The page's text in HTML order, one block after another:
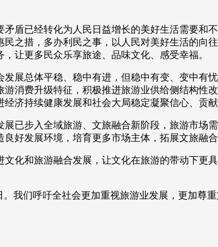
盾已经转化为人民日益增长的美好生活需要和
之措，多办利民之事，以人民对美好生活的向
让更多民众乐享旅途、品味文化、感受幸福。
展总体平稳、稳中有进，但稳中有变、变中有
消费升级特征，积极推进旅游业供给侧结构性
济持续健康发展和社会大局稳定凝聚信心、贡献
已步入全域旅游、文旅融合新阶段，旅游市场
好发展环境，培育更多市场主体，拓展文旅融
化和旅游融合发展，让文化在旅游的带动下更
我们呼吁全社会更加重视旅游业发展，更加尊